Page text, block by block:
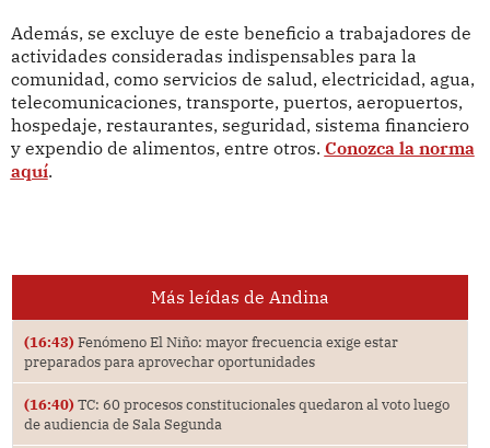
Además, se excluye de este beneficio a trabajadores de
actividades consideradas indispensables para la
comunidad, como servicios de salud, electricidad, agua,
telecomunicaciones, transporte, puertos, aeropuertos,
hospedaje, restaurantes, seguridad, sistema financiero
y expendio de alimentos, entre otros. Conozca la norma
aquí.
Más leídas de Andina
(16:43) Fenómeno El Niño: mayor frecuencia exige estar
preparados para aprovechar oportunidades
(16:40) TC: 60 procesos constitucionales quedaron al voto luego
de audiencia de Sala Segunda